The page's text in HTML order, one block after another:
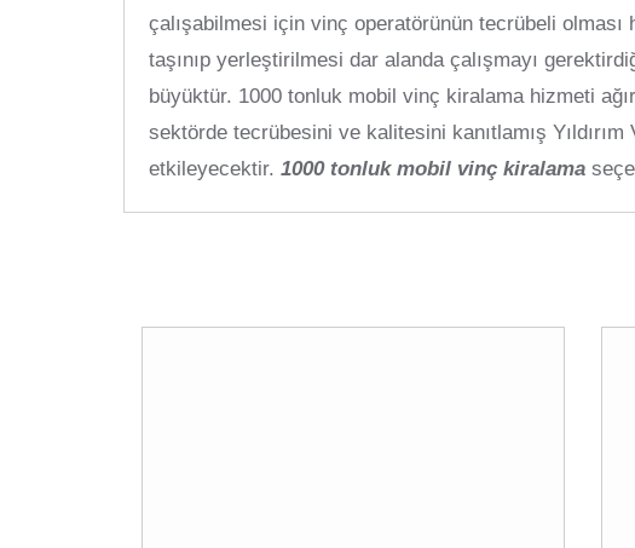
çalışabilmesi için vinç operatörünün tecrübeli olması
taşınıp yerleştirilmesi dar alanda çalışmayı
büyüktür. 1000 tonluk mobil vinç kiralama hizmeti
sektörde tecrübesini ve kalitesini kanıtlamış
etkileyecektir. 1000 tonluk mobil vinç kiralama